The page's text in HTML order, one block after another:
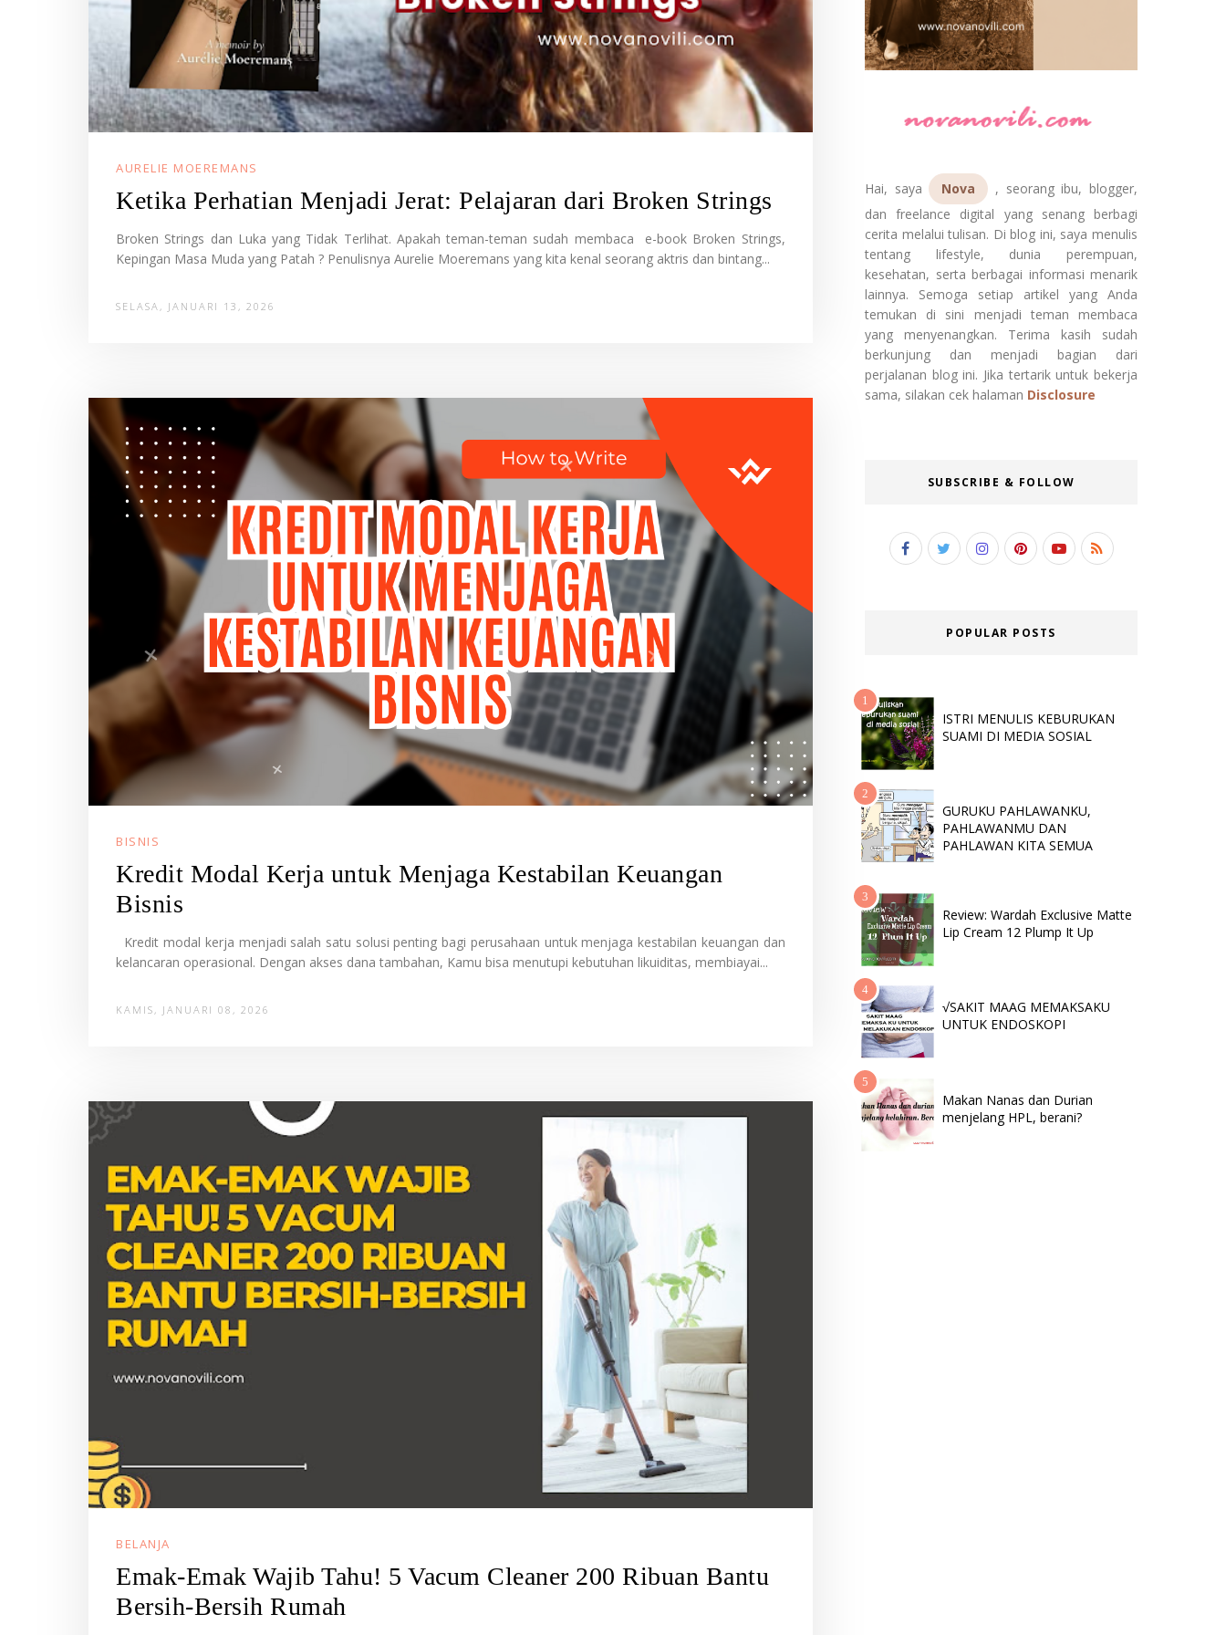
AURELIE MOEREMANS
Ketika Perhatian Menjadi Jerat: Pelajaran dari Broken Strings
Broken Strings dan Luka yang Tidak Terlihat. Apakah teman-teman sudah membaca e-book Broken Strings,
Kepingan Masa Muda yang Patah ? Penulisnya Aurelie Moeremans yang kita kenal seorang aktris dan bintang...
SELASA, JANUARI 13, 2026
BISNIS
Kredit Modal Kerja untuk Menjaga Kestabilan Keuangan
Bisnis
Kredit modal kerja menjadi salah satu solusi penting bagi perusahaan untuk menjaga kestabilan keuangan dan
kelancaran operasional. Dengan akses dana tambahan, Kamu bisa menutupi kebutuhan likuiditas, membiayai...
KAMIS, JANUARI 08, 2026
BELANJA
Emak-Emak Wajib Tahu! 5 Vacum Cleaner 200 Ribuan Bantu
Bersih-Bersih Rumah
Hai, saya Nova
, seorang ibu, blogger,
dan freelance digital yang senang berbagi
cerita melalui tulisan. Di blog ini, saya menulis
tentang lifestyle, dunia perempuan,
kesehatan, serta berbagai informasi menarik
lainnya. Semoga setiap artikel yang Anda
temukan di sini menjadi teman membaca
yang menyenangkan. Terima kasih sudah
berkunjung dan menjadi bagian dari
perjalanan blog ini. Jika tertarik untuk bekerja
sama, silakan cek halaman Disclosure
SUBSCRIBE & FOLLOW
POPULAR POSTS
ISTRI MENULIS KEBURUKAN
SUAMI DI MEDIA SOSIAL
GURUKU PAHLAWANKU,
PAHLAWANMU DAN
PAHLAWAN KITA SEMUA
Review: Wardah Exclusive Matte
Lip Cream 12 Plump It Up
√SAKIT MAAG MEMAKSAKU
UNTUK ENDOSKOPI
Makan Nanas dan Durian
menjelang HPL, berani?